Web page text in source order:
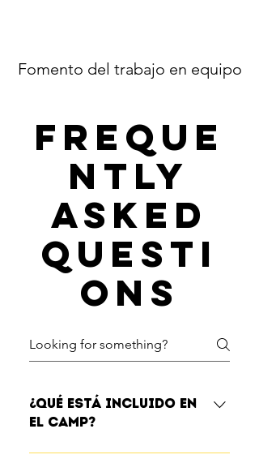
Fomento del trabajo en equipo
Freque
ntly
asked
questi
ons
¿Qué está incluido en
el camp?